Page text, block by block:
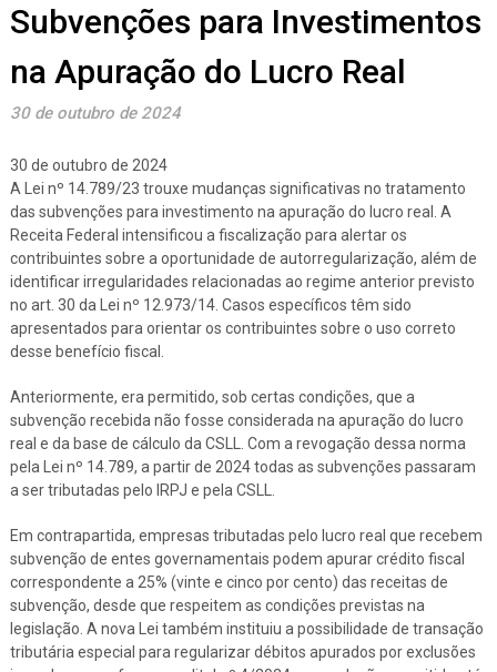
Subvenções para Investimentos
na Apuração do Lucro Real
30 de outubro de 2024
30 de outubro de 2024
A Lei nº 14.789/23 trouxe mudanças significativas no tratamento
das subvenções para investimento na apuração do lucro real. A
Receita Federal intensificou a fiscalização para alertar os
contribuintes sobre a oportunidade de autorregularização, além de
identificar irregularidades relacionadas ao regime anterior previsto
no art. 30 da Lei nº 12.973/14. Casos específicos têm sido
apresentados para orientar os contribuintes sobre o uso correto
desse benefício fiscal.
Anteriormente, era permitido, sob certas condições, que a
subvenção recebida não fosse considerada na apuração do lucro
real e da base de cálculo da CSLL. Com a revogação dessa norma
pela Lei nº 14.789, a partir de 2024 todas as subvenções passaram
a ser tributadas pelo IRPJ e pela CSLL.
Em contrapartida, empresas tributadas pelo lucro real que recebem
subvenção de entes governamentais podem apurar crédito fiscal
correspondente a 25% (vinte e cinco por cento) das receitas de
subvenção, desde que respeitem as condições previstas na
legislação. A nova Lei também instituiu a possibilidade de transação
tributária especial para regularizar débitos apurados por exclusões